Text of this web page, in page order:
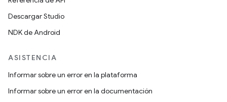
Descargar Studio
NDK de Android
ASISTENCIA
Informar sobre un error en la plataforma
Informar sobre un error en la documentación